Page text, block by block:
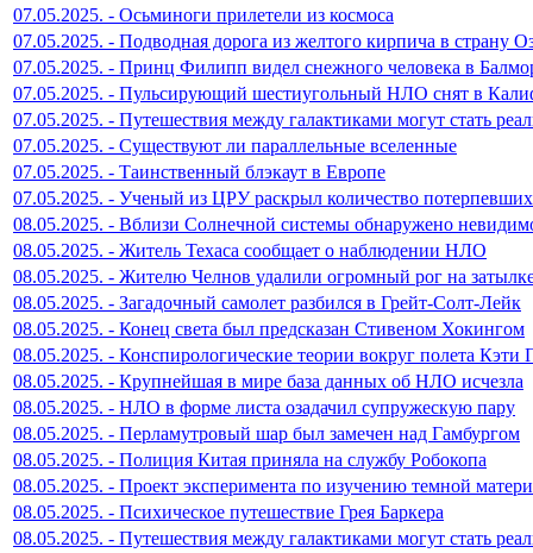
07.05.2025. - Осьминоги прилетели из космоса
07.05.2025. - Подводная дорога из желтого кирпича в страну
07.05.2025. - Принц Филипп видел снежного человека в
07.05.2025. - Пульсирующий шестиугольный НЛО снят в
07.05.2025. - Путешествия между галактиками могут стать
07.05.2025. - Существуют ли параллельные вселенные
07.05.2025. - Таинственный блэкаут в Европе
07.05.2025. - Ученый из ЦРУ раскрыл количество
08.05.2025. - Вблизи Солнечной системы обнаружено
08.05.2025. - Житель Техаса сообщает о наблюдении НЛО
08.05.2025. - Жителю Челнов удалили огромный рог на
08.05.2025. - Загадочный самолет разбился в Грейт-Солт-Лейк
08.05.2025. - Конец света был предсказан Стивеном Хокингом
08.05.2025. - Конспирологические теории вокруг полета Кэти
08.05.2025. - Крупнейшая в мире база данных об НЛО исчезла
08.05.2025. - НЛО в форме листа озадачил супружескую пару
08.05.2025. - Перламутровый шар был замечен над Гамбургом
08.05.2025. - Полиция Китая приняла на службу Робокопа
08.05.2025. - Проект эксперимента по изучению темной
08.05.2025. - Психическое путешествие Грея Баркера
08.05.2025. - Путешествия между галактиками могут стать